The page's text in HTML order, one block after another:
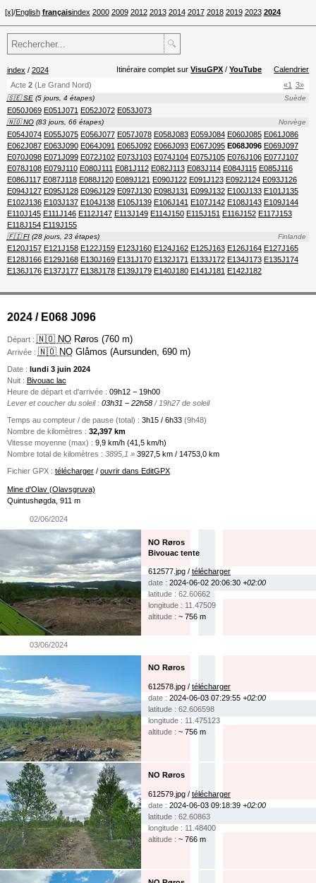
[x]/English françaisindex 2000 2009 2012 2013 2014 2017 2018 2019 2023 2024
🔍
index / 2024 Itinéraire complet surVisuGPX /YouTube
Calendrier
3»
«1
Acte2 (Le Grand Nord)
🇸🇪 SE Suède
(5 jours, 4 étapes)
E050J069 E051J071 E052J072 E053J073
🇳🇴 NO Norvège
(83 jours, 66 étapes)
E054J074 E055J075 E056J077 E057J078 E058J083 E059J084 E060J085 E061J086
E062J087 E063J090 E064J091 E065J092 E066J093 E067J095 E068J096 E069J097
E070J098 E071J099 E072J102 E073J103 E074J104 E075J105 E076J106 E077J107
E078J108 E079J110 E080J111 E081J112 E082J113 E083J114 E084J115 E085J116
E086J117 E087J118 E088J120 E089J121 E090J122 E091J123 E092J124 E093J126
E094J127 E095J128 E096J129 E097J130 E098J131 E099J132 E100J133 E101J135
E102J136 E103J137 E104J138 E105J139 E106J141 E107J142 E108J143 E109J144
E110J145 E111J146 E112J147 E113J149 E114J150 E115J151 E116J152 E117J153
E118J154 E119J155
🇫🇮 FI Finlande
(28 jours, 23 étapes)
E120J157 E121J158 E122J159 E123J160 E124J162 E125J163 E126J164 E127J165
E128J166 E129J168 E130J169 E131J170 E132J171 E133J172 E134J173 E135J174
E136J176 E137J177 E138J178 E139J179 E140J180 E141J181 E142J182
2024 / E068 J096
Départ : 🇳🇴 NORøros (760 m)
Arrivée : 🇳🇴 NOGlåmos (Aursunden, 690 m)
Date : lundi 3 juin 2024
Nuit : Bivouac lac
Heure de départ et d'arrivée : 09h12 − 19h00
Lever et coucher du soleil :03h31 − 22h58 / 19h27 de soleil
Temps au compteur / de pause (total) : 3h15 / 6h33 (9h48)
Nombre de kilomètres : 32,397 km
Vitesse moyenne (max) : 9,9 km/h (41,5 km/h)
Nombre total de kilomètres : 3895,1 »3927,5 km / 14753,0 km
Fichier GPX : télécharger/ ouvrir dans EditGPX
Mine d'Olav (Olavsgruva)
Quintushøgda, 911 m
02/06/2024
NO Røros
Bivouac tente
612577.jpg / télécharger
date : 2024-06-02 20:06:30 +02:00
latitude : 62.60662
longitude : 11.47509
altitude : ~ 756 m
03/06/2024
NO Røros
612578.jpg / télécharger
date : 2024-06-03 07:29:55 +02:00
latitude : 62.606598
longitude : 11.475123
altitude : ~ 756 m
NO Røros
612579.jpg / télécharger
date : 2024-06-03 09:18:39 +02:00
latitude : 62.60863
longitude : 11.48400
altitude : ~ 766 m